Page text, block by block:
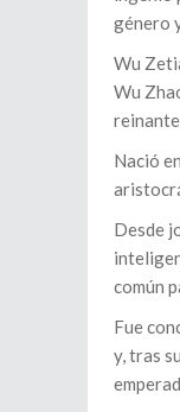
género
Wu
Wu
Nació
Desde
común
Fue
y, tras